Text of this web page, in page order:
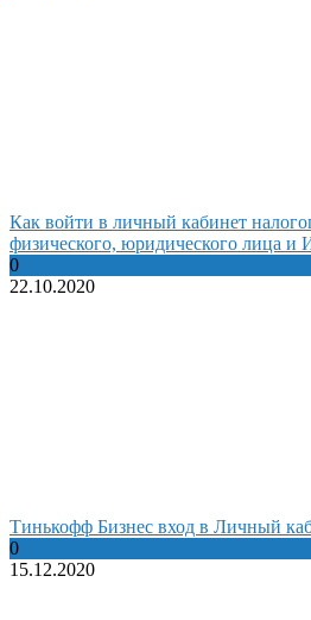
Как войти в личный кабинет
физического, юридического лица и
0
22.10.2020
Тинькофф Бизнес вход в Личный
0
15.12.2020